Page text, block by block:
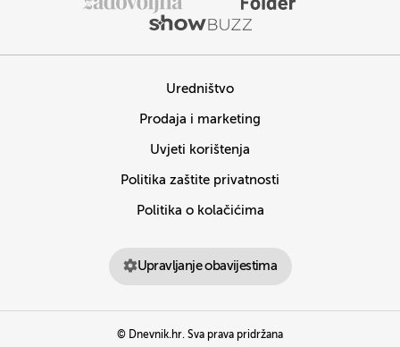
Uredništvo
Prodaja i marketing
Uvjeti korištenja
Politika zaštite privatnosti
Politika o kolačićima
Upravljanje obavijestima
© Dnevnik.hr. Sva prava pridržana